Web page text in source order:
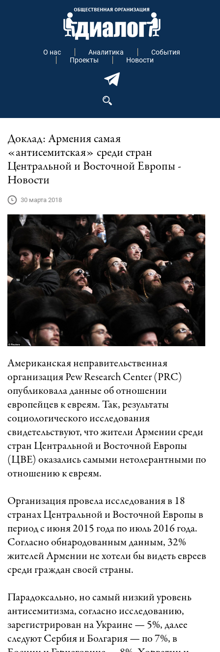
О нас Аналитика
События
Проекты
Новости
Доклад: Армения самая
«антисемитская» среди стран
Центральной и Восточной Европы -
Новости
30 марта 2018
Американская неправительственная
организация Pew Research Center (PRC)
опубликовала данные об отношении
европейцев к евреям. Так, результаты
социологического исследования
свидетельствуют, что жители Армении среди
стран Центральной и Восточной Европы
(ЦВЕ) оказались самыми нетолерантными по
отношению к евреям.
Организация провела исследования в 18
странах Центральной и Восточной Европы в
период с июня 2015 года по июль 2016 года.
Согласно обнародованным данным, 32%
жителей Армении не хотели бы видеть евреев
среди граждан своей страны.
Парадоксально, но самый низкий уровень
антисемитизма, согласно исследованию,
зарегистрирован на Украине — 5%, далее
следуют Сербия и Болгария — по 7%, в